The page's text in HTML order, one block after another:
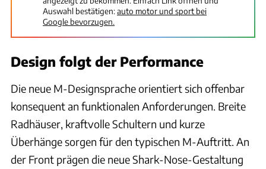
Auswahl bestätigen:auto motor und sport bei
Google bevorzugen.
Design folgt der Performance
Die neue M-Designsprache orientiert sich offenbar
konsequent an funktionalen Anforderungen. Breite
Radhäuser, kraftvolle Schultern und kurze
Überhänge sorgen für den typischen M-Auftritt. An
der Front prägen die neue Shark-Nose-Gestaltung